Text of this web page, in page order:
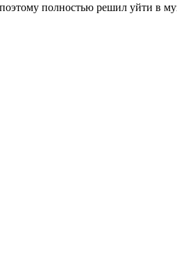
полностью решил уйти в